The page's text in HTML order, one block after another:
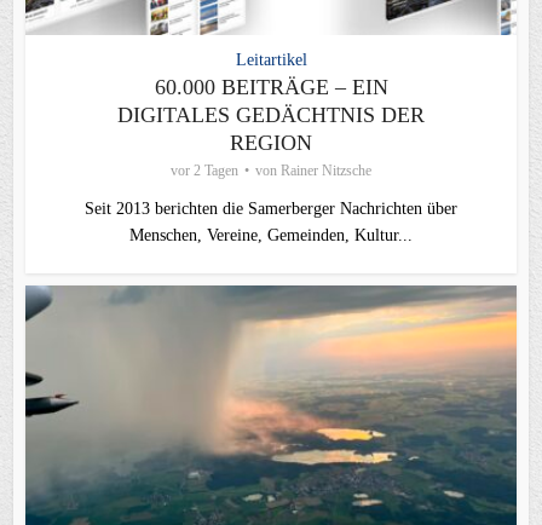
Leitartikel
60.000 BEITRÄGE – EIN
DIGITALES GEDÄCHTNIS DER
REGION
vor 2 Tagen von Rainer Nitzsche
Seit 2013 berichten die Samerberger Nachrichten über
Menschen, Vereine, Gemeinden, Kultur...